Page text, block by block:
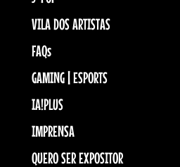
VILA DOS ARTISTAS
FAQs
GAMING | ESPORTS
IA!PLUS
IMPRENSA
QUERO SER EXPOSITOR